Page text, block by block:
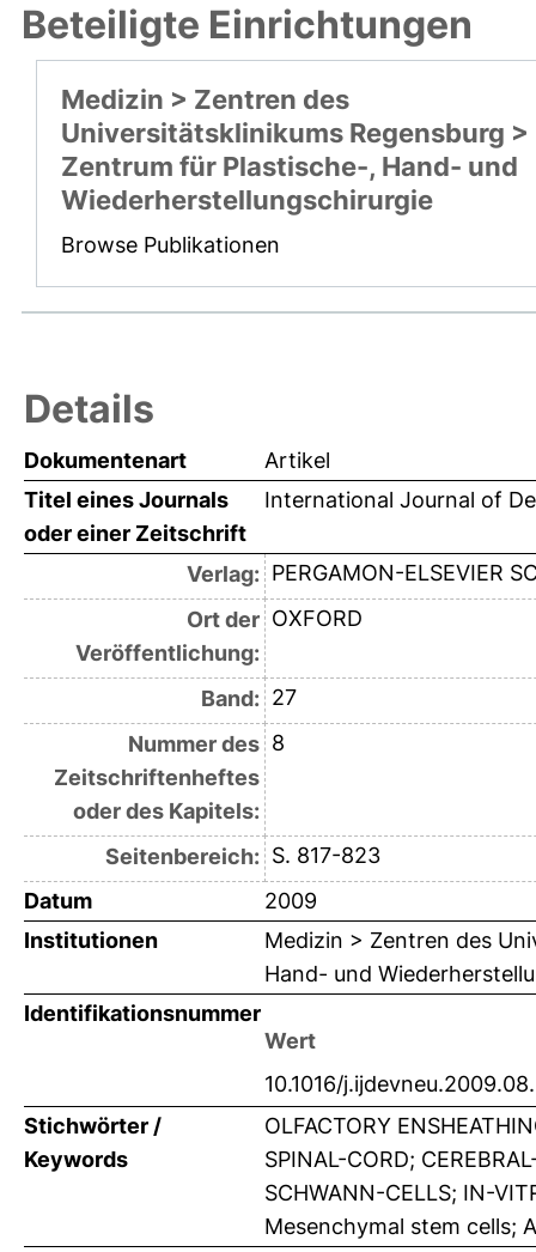
Beteiligte Einrichtungen
Medizin > Zentren des
Universitätsklinikums Regensburg >
Zentrum für Plastische-, Hand- und
Wiederherstellungschirurgie
Browse Publikationen
Details
Dokumentenart
Artikel
Titel eines Journals
oder einer Zeitschrift
International Journal of
Verlag: PERGAMON-ELSEVIER
Ort der
Veröffentlichung:
OXFORD
Band: 27
Nummer des
Zeitschriftenheftes
oder des Kapitels:
8
Seitenbereich: S. 817-823
Datum
2009
Institutionen
Medizin > Zentren des
Hand- und
Identifikationsnummer
Wert
10.1016/
Stichwörter /
Keywords
OLFACTORY
SPINAL-CORD;
SCHWANN-CELLS; IN-
Mesenchymal stem cells;